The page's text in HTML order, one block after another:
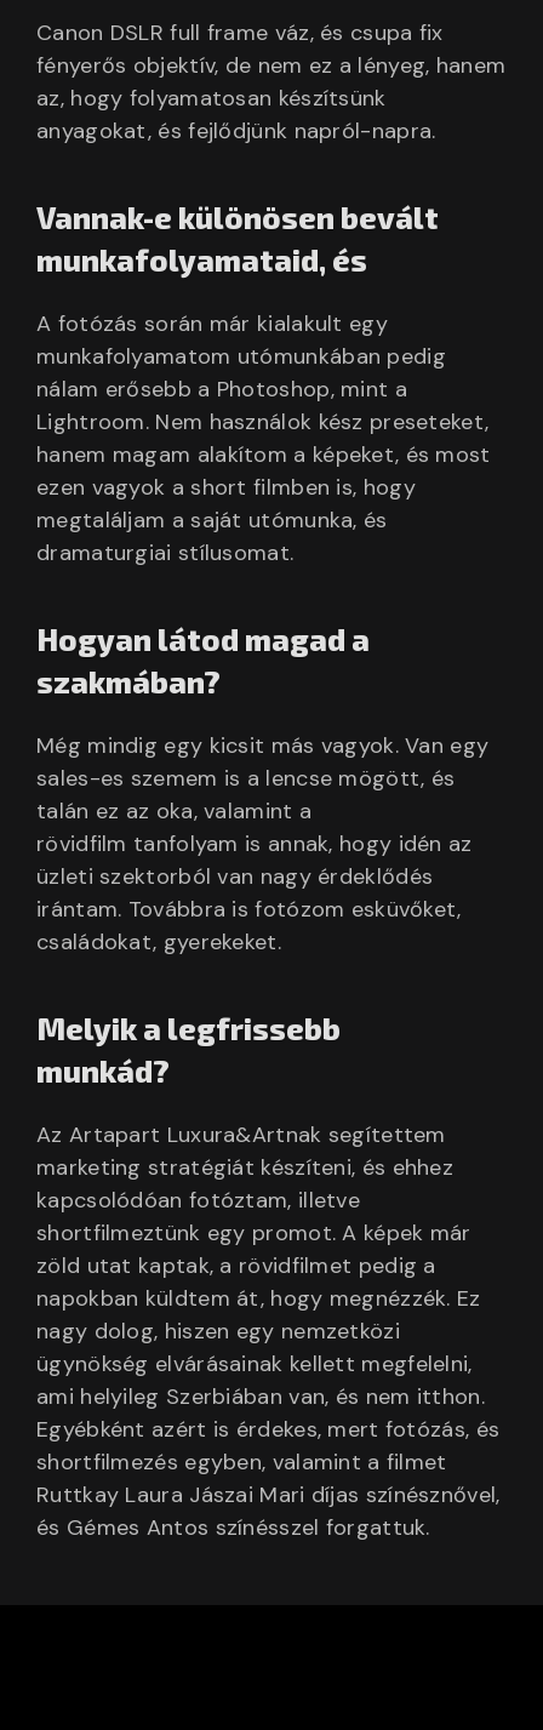
Canon DSLR full frame váz, és csupa fix
fényerős objektív, de nem ez a lényeg, hanem
az, hogy folyamatosan készítsünk
anyagokat, és fejlődjünk napról-napra.
Vannak-e különösen bevált
munkafolyamataid, és
A fotózás során már kialakult egy
munkafolyamatom utómunkában pedig
nálam erősebb a Photoshop, mint a
Lightroom. Nem használok kész preseteket,
hanem magam alakítom a képeket, és most
ezen vagyok a short filmben is, hogy
megtaláljam a saját utómunka, és
dramaturgiai stílusomat.
Hogyan látod magad a
szakmában?
Még mindig egy kicsit más vagyok. Van egy
sales-es szemem is a lencse mögött, és
talán ez az oka, valamint a
rövidfilm tanfolyam is annak, hogy idén az
üzleti szektorból van nagy érdeklődés
irántam. Továbbra is fotózom esküvőket,
családokat, gyerekeket.
Melyik a legfrissebb
munkád?
Az Artapart Luxura&Artnak segítettem
marketing stratégiát készíteni, és ehhez
kapcsolódóan fotóztam, illetve
shortfilmeztünk egy promot. A képek már
zöld utat kaptak, a rövidfilmet pedig a
napokban küldtem át, hogy megnézzék. Ez
nagy dolog, hiszen egy nemzetközi
ügynökség elvárásainak kellett megfelelni,
ami helyileg Szerbiában van, és nem itthon.
Egyébként azért is érdekes, mert fotózás, és
shortfilmezés egyben, valamint a filmet
Ruttkay Laura Jászai Mari díjas színésznővel,
és Gémes Antos színésszel forgattuk.